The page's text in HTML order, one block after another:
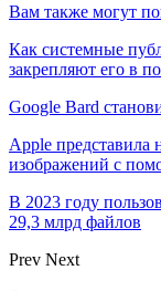
Вам также могут
Как системные
закрепляют его в
Google Bard
Apple представила
изображений с
В 2023 году
29,3 млрд файлов
Prev Next